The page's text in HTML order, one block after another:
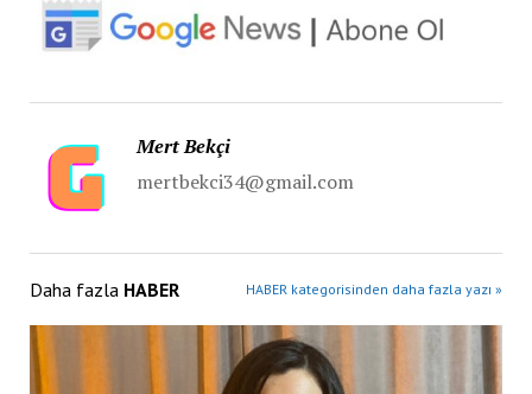
Mert Bekçi
mertbekci34@gmail.com
Daha fazla HABER HABER kategorisinden daha fazla yazı »